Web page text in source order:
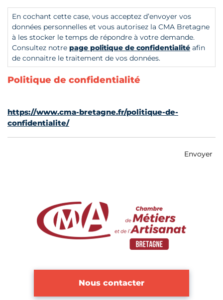
En cochant cette case, vous acceptez d’envoyer vos
données personnelles et vous autorisez la CMA Bretagne
à les stocker le temps de répondre à votre demande.
Consultez notre page politique de confidentialité afin
de connaitre le traitement de vos données.
Politique de confidentialité
https://www.cma-bretagne.fr/politique-de-
confidentialite/
Envoyer
Nous contacter